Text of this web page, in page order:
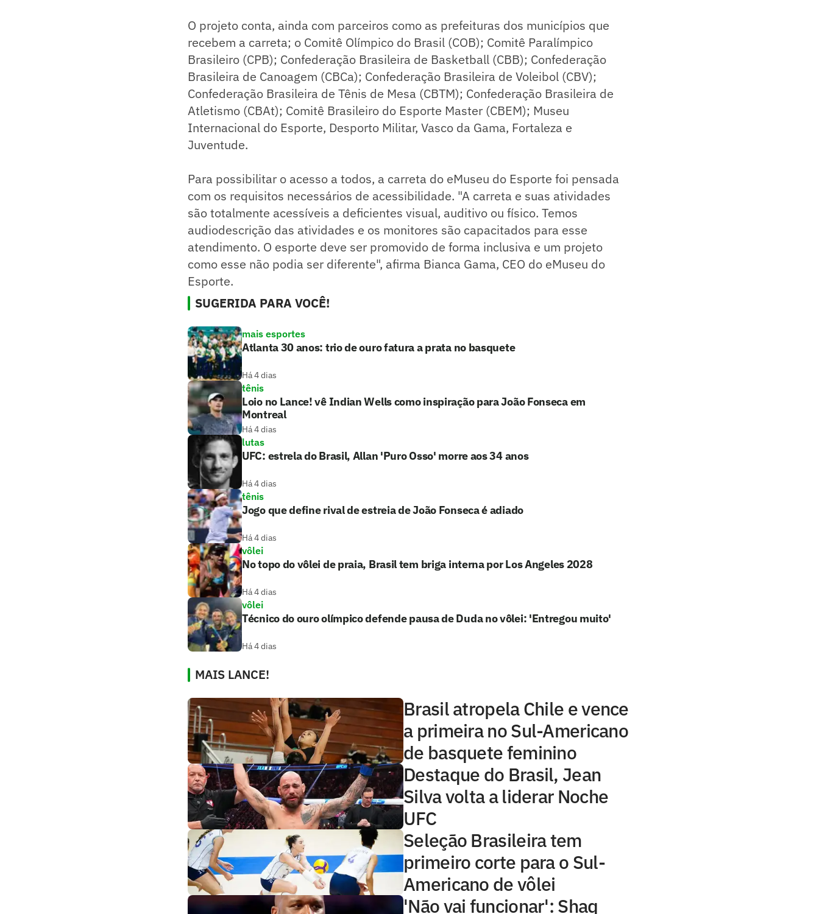
O projeto conta, ainda com parceiros como as prefeituras dos municípios que
recebem a carreta; o Comitê Olímpico do Brasil (COB); Comitê Paralímpico
Brasileiro (CPB); Confederação Brasileira de Basketball (CBB); Confederação
Brasileira de Canoagem (CBCa); Confederação Brasileira de Voleibol (CBV);
Confederação Brasileira de Tênis de Mesa (CBTM); Confederação Brasileira de
Atletismo (CBAt); Comitê Brasileiro do Esporte Master (CBEM); Museu
Internacional do Esporte, Desporto Militar, Vasco da Gama, Fortaleza e
Juventude.
Para possibilitar o acesso a todos, a carreta do eMuseu do Esporte foi pensada
com os requisitos necessários de acessibilidade. "A carreta e suas atividades
são totalmente acessíveis a deficientes visual, auditivo ou físico. Temos
audiodescrição das atividades e os monitores são capacitados para esse
atendimento. O esporte deve ser promovido de forma inclusiva e um projeto
como esse não podia ser diferente", afirma Bianca Gama, CEO do eMuseu do
Esporte.
SUGERIDA PARA VOCÊ!
mais esportes
Atlanta 30 anos: trio de ouro fatura a prata no basquete
Há 4 dias
tênis
Loio no Lance! vê Indian Wells como inspiração para João Fonseca em
Montreal
Há 4 dias
lutas
UFC: estrela do Brasil, Allan 'Puro Osso' morre aos 34 anos
Há 4 dias
tênis
Jogo que define rival de estreia de João Fonseca é adiado
Há 4 dias
vôlei
No topo do vôlei de praia, Brasil tem briga interna por Los Angeles 2028
Há 4 dias
vôlei
Técnico do ouro olímpico defende pausa de Duda no vôlei: 'Entregou muito'
Há 4 dias
MAIS LANCE!
Brasil atropela Chile e vence
a primeira no Sul-Americano
de basquete feminino
Destaque do Brasil, Jean
Silva volta a liderar Noche
UFC
Seleção Brasileira tem
primeiro corte para o Sul-
Americano de vôlei
'Não vai funcionar': Shaq